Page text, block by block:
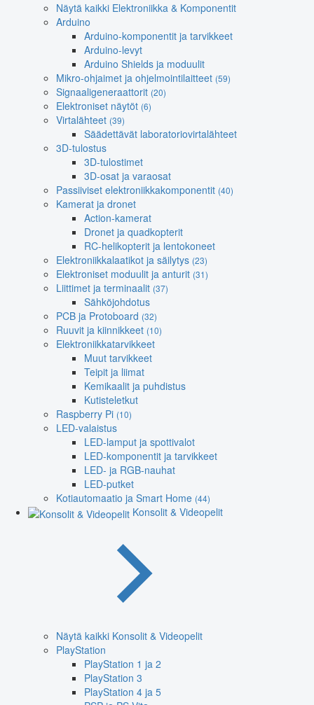
Näytä kaikki Elektroniikka & Komponentit
Arduino
Arduino-komponentit ja tarvikkeet
Arduino-levyt
Arduino Shields ja moduulit
Mikro-ohjaimet ja ohjelmointilaitteet (59)
Signaaligeneraattorit (20)
Elektroniset näytöt (6)
Virtalähteet (39)
Säädettävät laboratoriovirtalähteet
3D-tulostus
3D-tulostimet
3D-osat ja varaosat
Passiiviset elektroniikkakomponentit (40)
Kamerat ja dronet
Action-kamerat
Dronet ja quadkopterit
RC-helikopterit ja lentokoneet
Elektroniikkalaatikot ja säilytys (23)
Elektroniset moduulit ja anturit (31)
Liittimet ja terminaalit (37)
Sähköjohdotus
PCB ja Protoboard (32)
Ruuvit ja kiinnikkeet (10)
Elektroniikkatarvikkeet
Muut tarvikkeet
Teipit ja liimat
Kemikaalit ja puhdistus
Kutisteletkut
Raspberry Pi (10)
LED-valaistus
LED-lamput ja spottivalot
LED-komponentit ja tarvikkeet
LED- ja RGB-nauhat
LED-putket
Kotiautomaatio ja Smart Home (44)
Konsolit & Videopelit
Näytä kaikki Konsolit & Videopelit
PlayStation
PlayStation 1 ja 2
PlayStation 3
PlayStation 4 ja 5